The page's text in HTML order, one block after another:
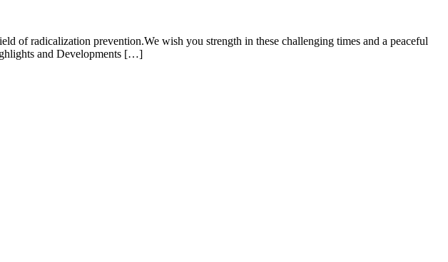
of radicalization prevention.We wish you strength in these challenging times and a peaceful
and Developments […]